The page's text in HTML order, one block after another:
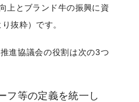
上とブランド牛の振興に資
抜粋）です。
進協議会の役割は次の3つ
フ等の定義を統一し